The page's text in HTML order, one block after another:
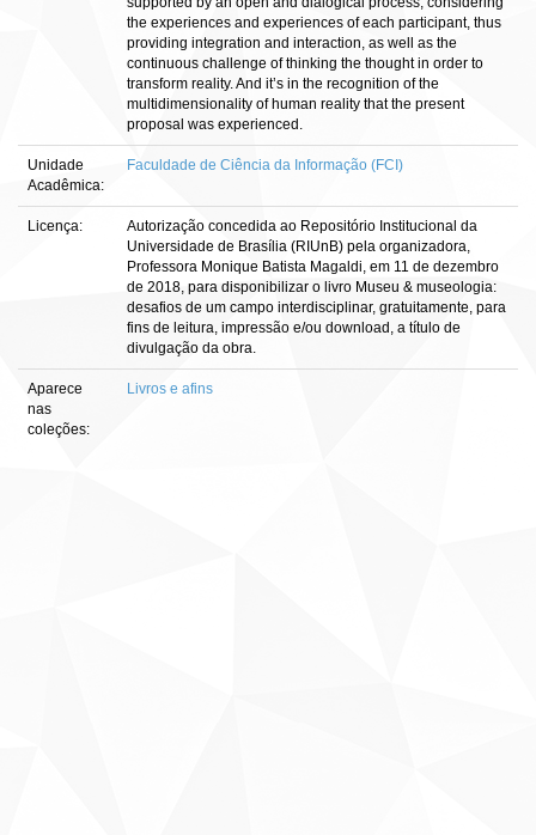
the experiences and experiences of each participant, thus
providing integration and interaction, as well as the
continuous challenge of thinking the thought in order to
transform reality. And it’s in the recognition of the
multidimensionality of human reality that the present
proposal was experienced.
Unidade
Acadêmica:
Faculdade de Ciência da Informação (FCI)
Licença:
Autorização concedida ao Repositório Institucional da
Universidade de Brasília (RIUnB) pela organizadora,
Professora Monique Batista Magaldi, em 11 de dezembro
de 2018, para disponibilizar o livro Museu & museologia:
desafios de um campo interdisciplinar, gratuitamente, para
fins de leitura, impressão e/ou download, a título de
divulgação da obra.
Aparece
nas
coleções:
Livros e afins